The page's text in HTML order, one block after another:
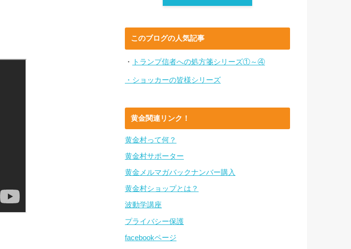
このブログの人気記事
・ トランプ信者への処方箋シリーズ①～④
・ショッカーの皆様シリーズ
黄金関連リンク！
黄金村って何？
黄金村サポーター
黄金メルマガバックナンバー購入
黄金村ショップとは？
波動学講座
プライバシー保護
facebookページ